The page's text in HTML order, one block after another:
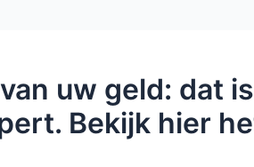
uw geld: dat
Bekijk hier